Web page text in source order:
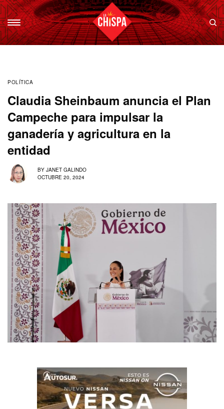
POLÍTICA
Claudia Sheinbaum anuncia el Plan
Campeche para impulsar la
ganadería y agricultura en la
entidad
BY JANET GALINDO
OCTUBRE 20, 2024